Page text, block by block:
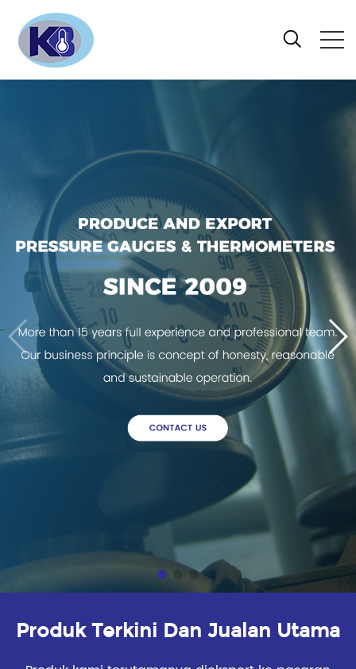
Produk Terkini Dan Jualan Utama